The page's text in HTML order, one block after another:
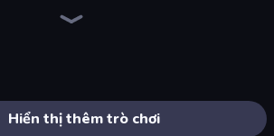
Hiển thị thêm trò chơi